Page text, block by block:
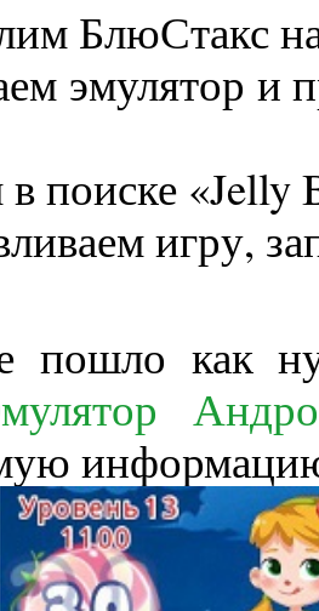
БлюСтакс
эмулятор и
поиске «Jelly
игру,
пошло как